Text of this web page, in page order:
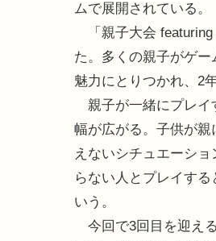
ムで展開されている。
「親子大会 featuring
た。多くの親子がゲ
魅力にとりつかれ、2
親子が一緒にプレイ
幅が広がる。子供が
えないシチュエーシ
らない人とプレイす
いう。
今回で3回目を迎え